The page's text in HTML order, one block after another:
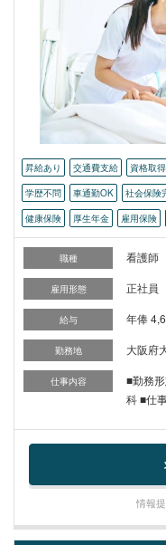
昇給あり 交通費支給 資格取
学歴不問
車通勤OK 社会保険
健康保険
厚生年金 雇用保険
職種 看護師
雇用形態 正社員
給与 年俸
勤務地 大阪府
仕事内容
■勤務
科 ■仕
情報